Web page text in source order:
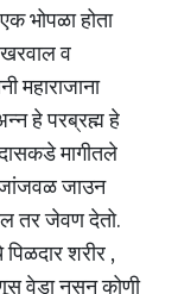
भोपळा होता
व
महाराजाना
हे परब्रह्म हे
मागीतले
जाउन
तर जेवण देतो.
शरीर ,